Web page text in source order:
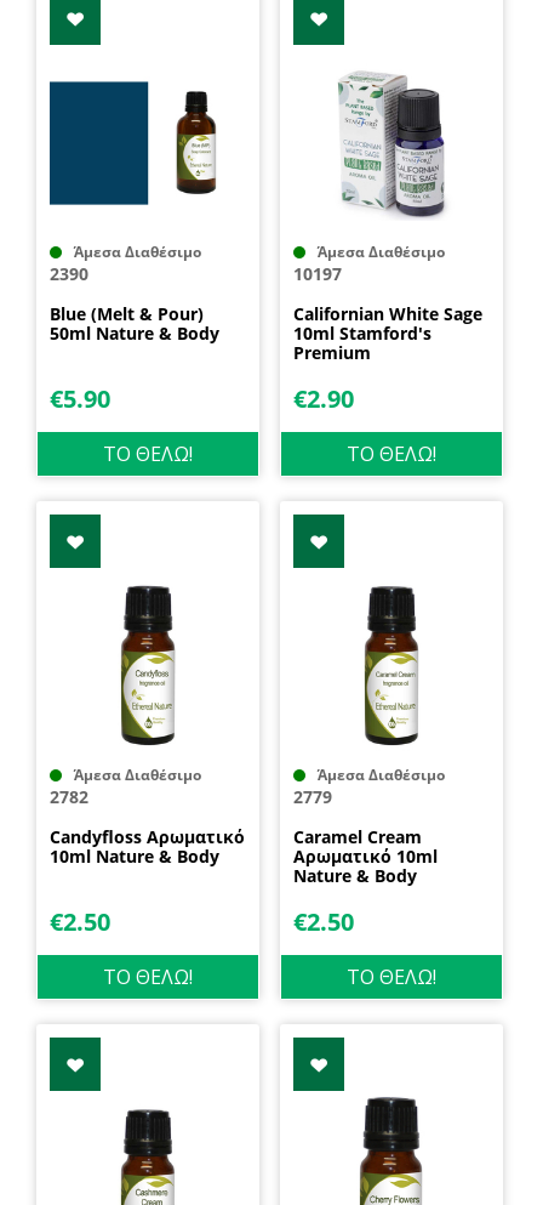
Άμεσα Διαθέσιμο
2390
Blue (Melt & Pour)
50ml Nature & Body
€5.90
ΤΟ ΘΕΛΩ!
Άμεσα Διαθέσιμο
10197
Californian White Sage
10ml Stamford's
Premium
€2.90
ΤΟ ΘΕΛΩ!
Άμεσα Διαθέσιμο
2782
Candyfloss Αρωματικό
10ml Nature & Body
€2.50
ΤΟ ΘΕΛΩ!
Άμεσα Διαθέσιμο
2779
Caramel Cream
Αρωματικό 10ml
Nature & Body
€2.50
ΤΟ ΘΕΛΩ!